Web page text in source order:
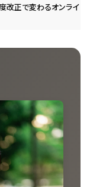
改正で変わるオンライ